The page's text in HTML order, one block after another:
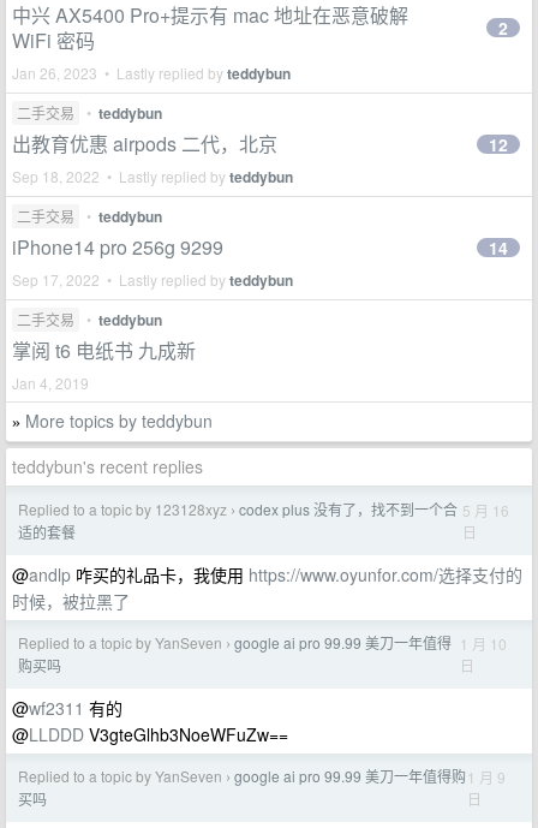
中兴 AX5400 Pro+提示有 mac 地址在恶意破解
WiFi 密码
Jan 26, 2023 • Lastly replied byteddybun
2
二手交易 • teddybun
出教育优惠 airpods 二代，北京
Sep 18, 2022 • Lastly replied byteddybun
12
二手交易 • teddybun
iPhone14 pro 256g 9299
Sep 17, 2022 • Lastly replied byteddybun
14
二手交易 • teddybun
掌阅 t6 电纸书 九成新
Jan 4, 2019
» More topics by teddybun
teddybun's recent replies
Replied to a topic by 123128xyz › codex plus 没有了，找不到一个合
适的套餐
5 月 16
日
@andlp 咋买的礼品卡，我使用 https://www.oyunfor.com/选择支付的
时候，被拉黑了
Replied to a topic by YanSeven › google ai pro 99.99 美刀一年值得
购买吗
1 月 10
日
@wf2311 有的
@LLDDD V3gteGlhb3NoeWFuZw==
Replied to a topic by YanSeven › google ai pro 99.99 美刀一年值得购
买吗
1 月 9
日